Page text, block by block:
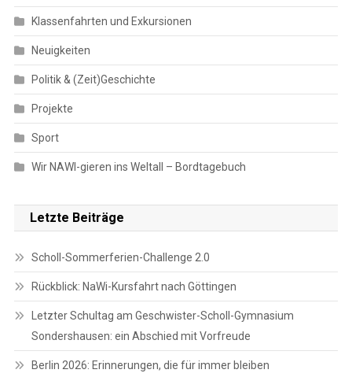
Klassenfahrten und Exkursionen
Neuigkeiten
Politik & (Zeit)Geschichte
Projekte
Sport
Wir NAWI-gieren ins Weltall – Bordtagebuch
Letzte Beiträge
Scholl-Sommerferien-Challenge 2.0
Rückblick: NaWi-Kursfahrt nach Göttingen
Letzter Schultag am Geschwister-Scholl-Gymnasium
Sondershausen: ein Abschied mit Vorfreude
Berlin 2026: Erinnerungen, die für immer bleiben